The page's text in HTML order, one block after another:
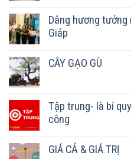
Dâng hương
Giáp
CÂY GẠO GÙ
Tập trung- là bí
công
GIÁ CẢ & GIÁ TRỊ